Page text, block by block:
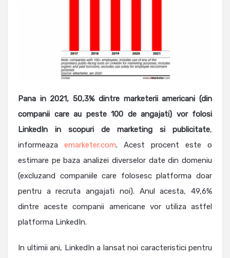
Pana in 2021, 50,3% dintre marketerii americani (din
companii care au peste 100 de angajati) vor folosi
LinkedIn in scopuri de marketing si publicitate,
informeaza emarketer.com. Acest procent este o
estimare pe baza analizei diverselor date din domeniu
(excluzand companiile care folosesc platforma doar
pentru a recruta angajati noi). Anul acesta, 49,6%
dintre aceste companii americane vor utiliza astfel
platforma LinkedIn.
In ultimii ani, LinkedIn a lansat noi caracteristici pentru